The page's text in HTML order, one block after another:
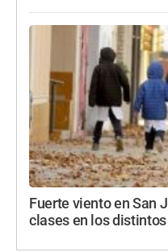
Fuerte viento en San
clases en los